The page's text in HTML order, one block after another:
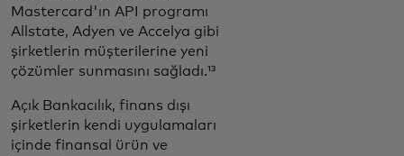
Mastercard'ın API programı
Allstate, Adyen ve Accelya gibi
şirketlerin müşterilerine yeni
çözümler sunmasını sağladı.¹³
Açık Bankacılık, finans dışı
şirketlerin kendi uygulamaları
içinde finansal ürün ve